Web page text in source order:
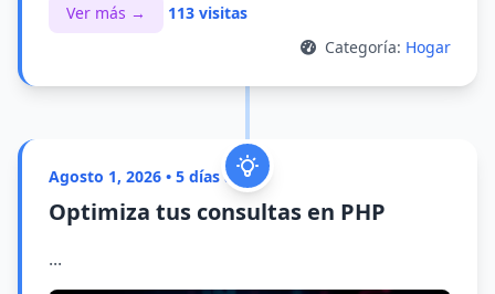
Ver más →
113 visitas
Categoría: Hogar
Agosto 1, 2026 • 5 días atrás
Optimiza tus consultas en PHP
...